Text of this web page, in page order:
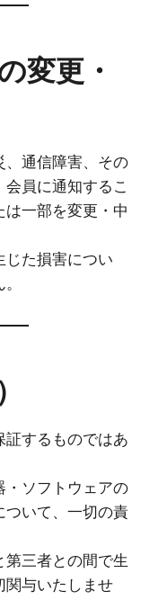
変更・
、通信障害、その
員に通知するこ
は一部を変更・中
じた損害につい
証するものではあ
・ソフトウェアの
ついて、一切の責
三者との間で生
関与いたしませ